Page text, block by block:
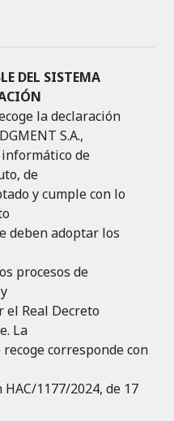
DEL SISTEMA
la declaración
S.A.,
de
de
y cumple con lo
deben adoptar los
procesos de
Real Decreto
La
corresponde con
1177/2024, de 17